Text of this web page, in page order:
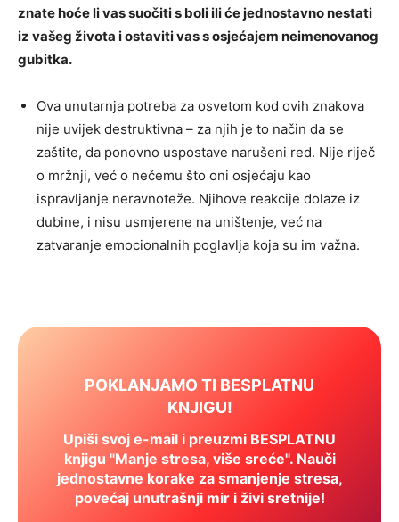
znate hoće li vas suočiti s boli ili će jednostavno nestati
iz vašeg života i ostaviti vas s osjećajem neimenovanog
gubitka.
Ova unutarnja potreba za osvetom kod ovih znakova
nije uvijek destruktivna – za njih je to način da se
zaštite, da ponovno uspostave narušeni red. Nije riječ
o mržnji, već o nečemu što oni osjećaju kao
ispravljanje neravnoteže. Njihove reakcije dolaze iz
dubine, i nisu usmjerene na uništenje, već na
zatvaranje emocionalnih poglavlja koja su im važna.
POKLANJAMO TI BESPLATNU
KNJIGU!
Upiši svoj e-mail i preuzmi BESPLATNU
knjigu "Manje stresa, više sreće". Nauči
jednostavne korake za smanjenje stresa,
povećaj unutrašnji mir i živi sretnije!